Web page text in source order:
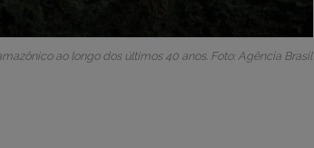
ao longo dos últimos 40 anos. Foto: Agência Brasil